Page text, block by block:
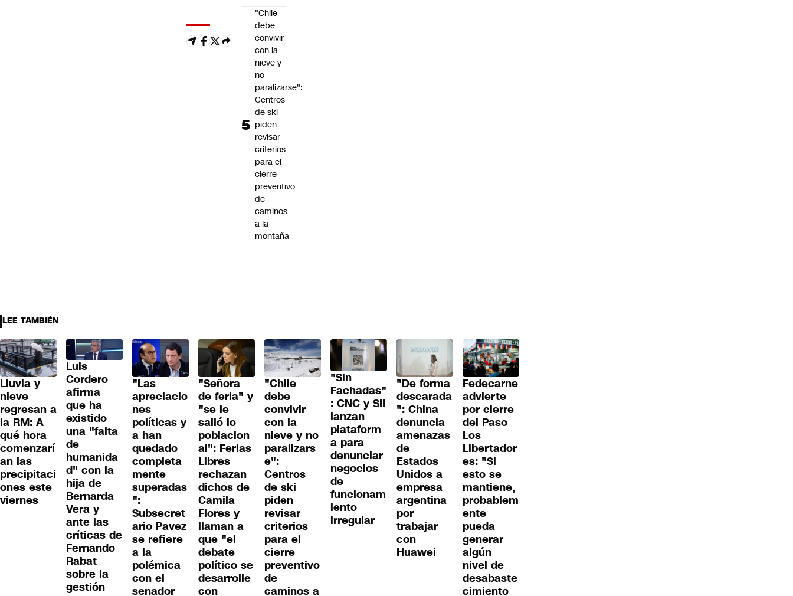
"Chile
debe
convivir
con la
nieve y
no
paralizarse":
Centros
de ski
piden
revisar
criterios
para el
cierre
preventivo
de
caminos
a la
montaña
LEE TAMBIÉN
Lluvia y
nieve
regresan a
la RM: A
qué hora
comenzarí
an las
precipitaci
ones este
viernes
Luis
Cordero
afirma
que ha
existido
una "falta
de
humanida
d" con la
hija de
Bernarda
Vera y
ante las
críticas de
Fernando
Rabat
sobre la
gestión
"Las
apreciacio
nes
políticas y
a han
quedado
completa
mente
superadas
":
Subsecret
ario Pavez
se refiere
a la
polémica
con el
senador
"Señora
de feria" y
"se le
salió lo
poblacion
al": Ferias
Libres
rechazan
dichos de
Camila
Flores y
llaman a
que "el
debate
político se
desarrolle
con
"Chile
debe
convivir
con la
nieve y no
paralizars
e":
Centros
de ski
piden
revisar
criterios
para el
cierre
preventivo
de
caminos a
"Sin
Fachadas"
: CNC y SII
lanzan
plataform
a para
denunciar
negocios
de
funcionam
iento
irregular
"De forma
descarada
": China
denuncia
amenazas
de
Estados
Unidos a
empresa
argentina
por
trabajar
con
Huawei
Fedecarne
advierte
por cierre
del Paso
Los
Libertador
es: "Si
esto se
mantiene,
probablem
ente
pueda
generar
algún
nivel de
desabaste
cimiento